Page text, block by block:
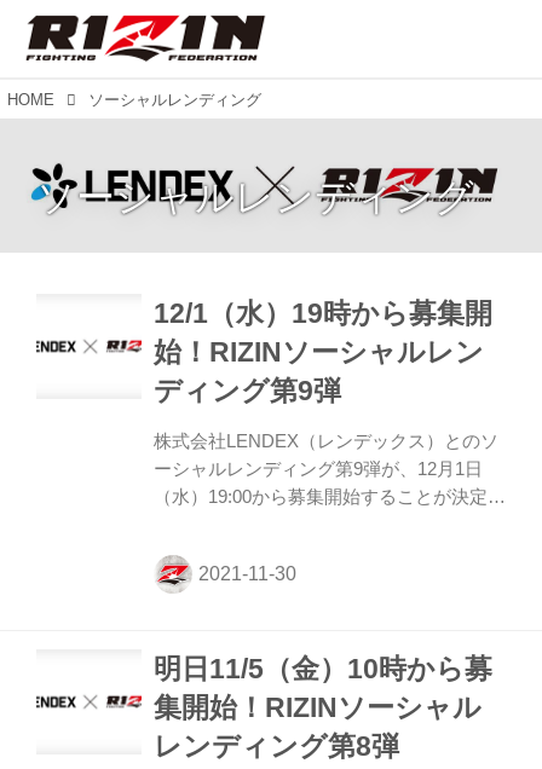
HOME ソーシャルレンディング
ソーシャルレンディング
12/1（水）19時から募集開
始！RIZINソーシャルレン
ディング第9弾
株式会社LENDEX（レンデックス）とのソ
ーシャルレンディング第9弾が、12月1日
（水）19:00から募集開始することが決定し
注目を集める「資金を必要とする事業者と
お金を運用したい投資家とをマッチングす
われ、いずれも募集開始後すぐに満額に達
成している。 第9弾となる今回は、12月1日
（水）19時より募集がスタート！応募に
は、事前にLENDEXでの口座開設が必要と
明日11/5（金）10時から募
集開始！RIZINソーシャル
レンディング第8弾